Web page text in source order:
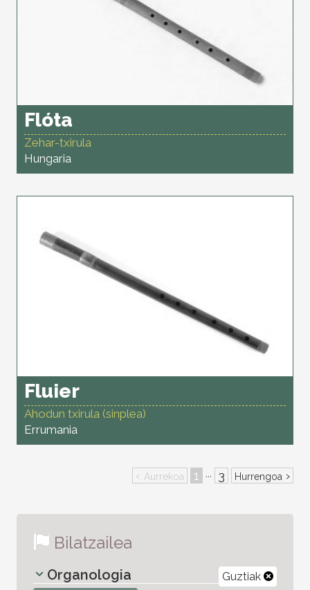
Flóta
Zehar-txirula
Hungaria
Fluier
Ahodun txirula (sinplea)
Errumania
‹ Aurrekoa 1 ··· 3 Hurrengoa ›
Bilatzailea
Guztiak
Organologia